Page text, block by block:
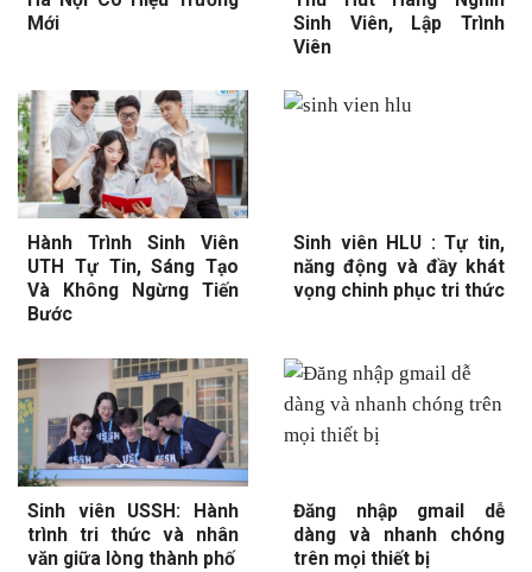
Mới
Sinh Viên, Lập Trình
Viên
Hành Trình Sinh Viên
UTH Tự Tin, Sáng Tạo
Và Không Ngừng Tiến
Bước
Sinh viên HLU : Tự tin,
năng động và đầy khát
vọng chinh phục tri thức
Sinh viên USSH: Hành
trình tri thức và nhân
văn giữa lòng thành phố
Đăng nhập gmail dễ
dàng và nhanh chóng
trên mọi thiết bị